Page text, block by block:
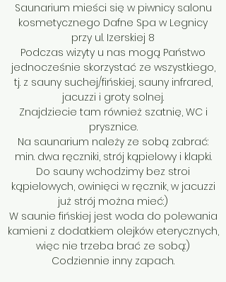
Saunarium mieści się w piwnicy salonu
kosmetycznego Dafne Spa w Legnicy
przy ul. Izerskiej 8
Podczas wizyty u nas mogą Państwo
jednocześnie skorzystać ze wszystkiego,
tj. z sauny suchej/fińskiej, sauny infrared,
jacuzzi i groty solnej.
Znajdziecie tam również szatnię, WC i
prysznice.
Na saunarium należy ze sobą zabrać:
min. dwa ręczniki, strój kąpielowy i klapki.
Do sauny wchodzimy bez stroi
kąpielowych, owinięci w ręcznik, w jacuzzi
już strój można mieć:)
W saunie fińskiej jest woda do polewania
kamieni z dodatkiem olejków eterycznych,
więc nie trzeba brać ze sobą:)
Codziennie inny zapach.